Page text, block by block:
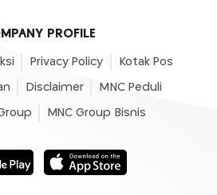
PROFILE
Privacy Policy Kotak Pos
Disclaimer MNC Peduli
MNC Group Bisnis